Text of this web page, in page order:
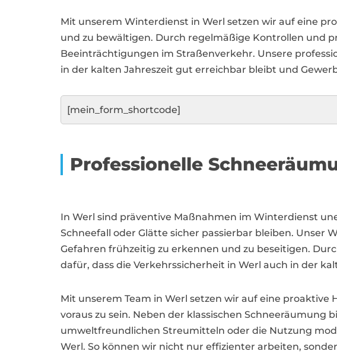
Mit unserem Winterdienst in Werl setzen wir auf eine
und zu bewältigen. Durch regelmäßige Kontrollen und
Beeinträchtigungen im Straßenverkehr. Unsere
in der kalten Jahreszeit gut erreichbar bleibt und
[mein_form_shortcode]
Professionelle
In Werl sind präventive Maßnahmen im Winterdienst
Schneefall oder Glätte sicher passierbar bleiben. Unser
Gefahren frühzeitig zu erkennen und zu beseitigen.
dafür, dass die Verkehrssicherheit in Werl auch in der
Mit unserem Team in Werl setzen wir auf eine
voraus zu sein. Neben der klassischen Schneeräumung
umweltfreundlichen Streumitteln oder die Nutzung
Werl. So können wir nicht nur effizienter arbeiten,